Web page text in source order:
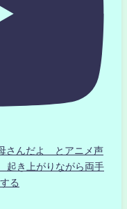
さんだよ とアニメ声
起き上がりながら両手
る